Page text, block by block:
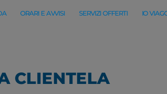
ORARI E AVVISI SERVIZI OFFERTI IO
CLIENTELA